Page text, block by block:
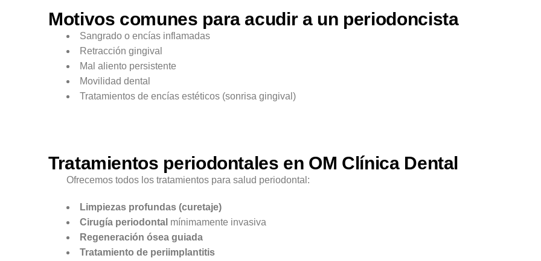
Motivos comunes para acudir a un periodoncista
Sangrado o encías inflamadas
Retracción gingival
Mal aliento persistente
Movilidad dental
Tratamientos de encías estéticos (sonrisa gingival)
Tratamientos periodontales en OM Clínica Dental
Ofrecemos todos los tratamientos para salud periodontal:
Limpiezas profundas (curetaje)
Cirugía periodontal mínimamente invasiva
Regeneración ósea guiada
Tratamiento de periimplantitis